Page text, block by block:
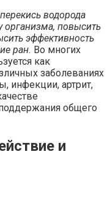
водорода
повысить
эффективность
ран. Во многих
как
заболеваниях
инфекции, артрит,
общего
и